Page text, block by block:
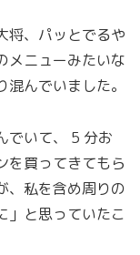
将、パッとでるや
メニューみたいな
んでいました。
でいて、 5 分お
を買ってきてもら
、私を含め周りの
」と思っていたこ